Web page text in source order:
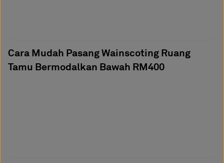
Cara Mudah Pasang Wainscoting Ruang
Tamu Bermodalkan Bawah RM400